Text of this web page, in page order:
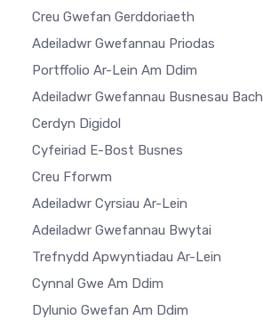
Creu Gwefan Gerddoriaeth
Adeiladwr Gwefannau Priodas
Portffolio Ar-Lein Am Ddim
Adeiladwr Gwefannau Busnesau Bach
Cerdyn Digidol
Cyfeiriad E-Bost Busnes
Creu Fforwm
Adeiladwr Cyrsiau Ar-Lein
Adeiladwr Gwefannau Bwytai
Trefnydd Apwyntiadau Ar-Lein
Cynnal Gwe Am Ddim
Dylunio Gwefan Am Ddim